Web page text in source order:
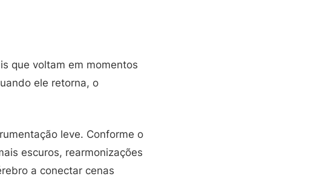
que voltam em momentos
ele retorna, o
leve. Conforme o
escuros, rearmonizações
a conectar cenas